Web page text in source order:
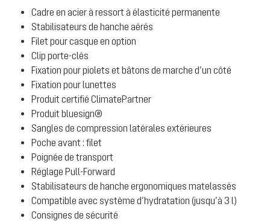
Cadre en acier à ressort à élasticité permanente
Stabilisateurs de hanche aérés
Filet pour casque en option
Clip porte-clés
Fixation pour piolets et bâtons de marche d’un côté
Fixation pour lunettes
Produit certifié ClimatePartner
Produit bluesign®
Sangles de compression latérales extérieures
Poche avant : filet
Poignée de transport
Réglage Pull-Forward
Stabilisateurs de hanche ergonomiques matelassés
Compatible avec système d’hydratation (jusqu’à 3 l)
Consignes de sécurité